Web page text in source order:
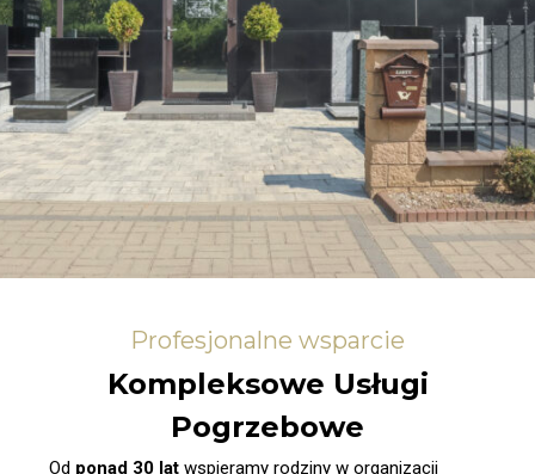
Profesjonalne wsparcie
Kompleksowe Usługi
Pogrzebowe
Od ponad 30 latwspieramy rodziny w organizacji